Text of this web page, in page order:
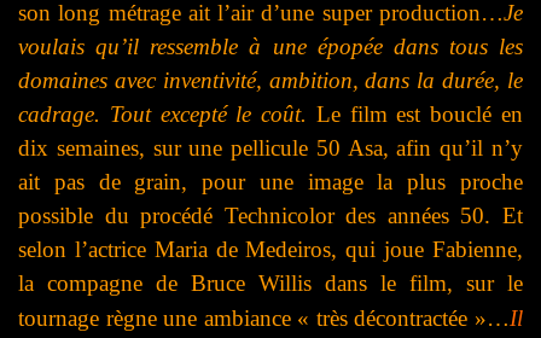
son long métrage ait l’air d’une super production…Je
voulais qu’il ressemble à une épopée dans tous les
domaines avec inventivité, ambition, dans la durée, le
cadrage. Tout excepté le coût. Le film est bouclé en
dix semaines, sur une pellicule 50 Asa, afin qu’il n’y
ait pas de grain, pour une image la plus proche
possible du procédé Technicolor des années 50. Et
selon l’actrice Maria de Medeiros, qui joue Fabienne,
la compagne de Bruce Willis dans le film, sur le
tournage règne une ambiance « très décontractée »…Il